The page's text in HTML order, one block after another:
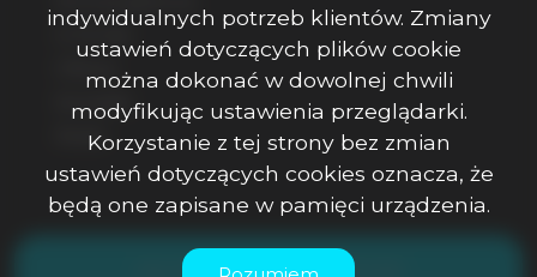
O firmie
Kontakt
Rodo
ASK Office Anna Skwarciak © 2026
indywidualnych potrzeb klientów. Zmiany
ustawień dotyczących plików cookie
można dokonać w dowolnej chwili
modyfikując ustawienia przeglądarki.
Korzystanie z tej strony bez zmian
ustawień dotyczących cookies oznacza, że
będą one zapisane w pamięci urządzenia.